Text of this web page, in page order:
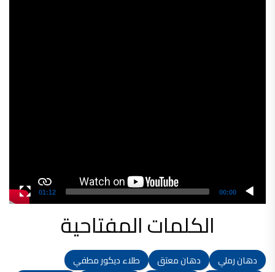
00:00
01:12
الكلمات المفتاحية
دهان رملي دهان معتق
طلاء ديكور مطفي